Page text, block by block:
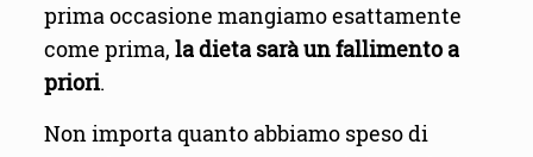
prima occasione mangiamo esattamente
come prima, la dieta sarà un fallimento a
priori.
Non importa quanto abbiamo speso di